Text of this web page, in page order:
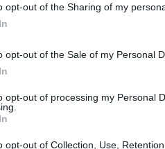
opt-out of the Sharing of my
opt-out of the Sale of my Personal
opt-out of processing my Personal
opt-out of Collection, Use,